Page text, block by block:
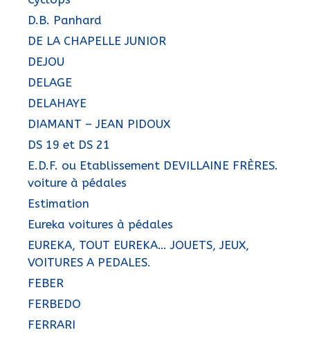
D.B. Panhard
DE LA CHAPELLE JUNIOR
DEJOU
DELAGE
DELAHAYE
DIAMANT – JEAN PIDOUX
DS 19 et DS 21
E.D.F. ou Etablissement DEVILLAINE FRÈRES.
voiture à pédales
Estimation
Eureka voitures à pédales
EUREKA, TOUT EUREKA… JOUETS, JEUX,
VOITURES A PEDALES.
FEBER
FERBEDO
FERRARI